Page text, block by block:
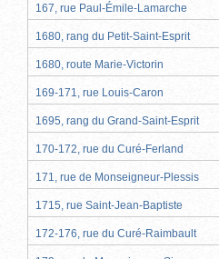
167, rue Paul-Émile-Lamarche
1680, rang du Petit-Saint-Esprit
1680, route Marie-Victorin
169-171, rue Louis-Caron
1695, rang du Grand-Saint-Esprit
170-172, rue du Curé-Ferland
171, rue de Monseigneur-Plessis
1715, rue Saint-Jean-Baptiste
172-176, rue du Curé-Raimbault